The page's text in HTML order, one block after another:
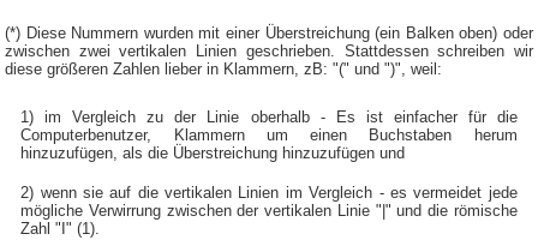
(*) Diese Nummern wurden mit einer Überstreichung (ein Balken oben) oder
zwischen zwei vertikalen Linien geschrieben. Stattdessen schreiben wir
diese größeren Zahlen lieber in Klammern, zB: "(" und ")", weil:
1) im Vergleich zu der Linie oberhalb - Es ist einfacher für die
Computerbenutzer, Klammern um einen Buchstaben herum
hinzuzufügen, als die Überstreichung hinzuzufügen und
2) wenn sie auf die vertikalen Linien im Vergleich - es vermeidet jede
mögliche Verwirrung zwischen der vertikalen Linie "|" und die römische
Zahl "I" (1).